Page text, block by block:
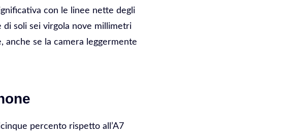
con le linee nette degli
soli sei virgola nove millimetri
se la camera leggermente
percento rispetto all’A7